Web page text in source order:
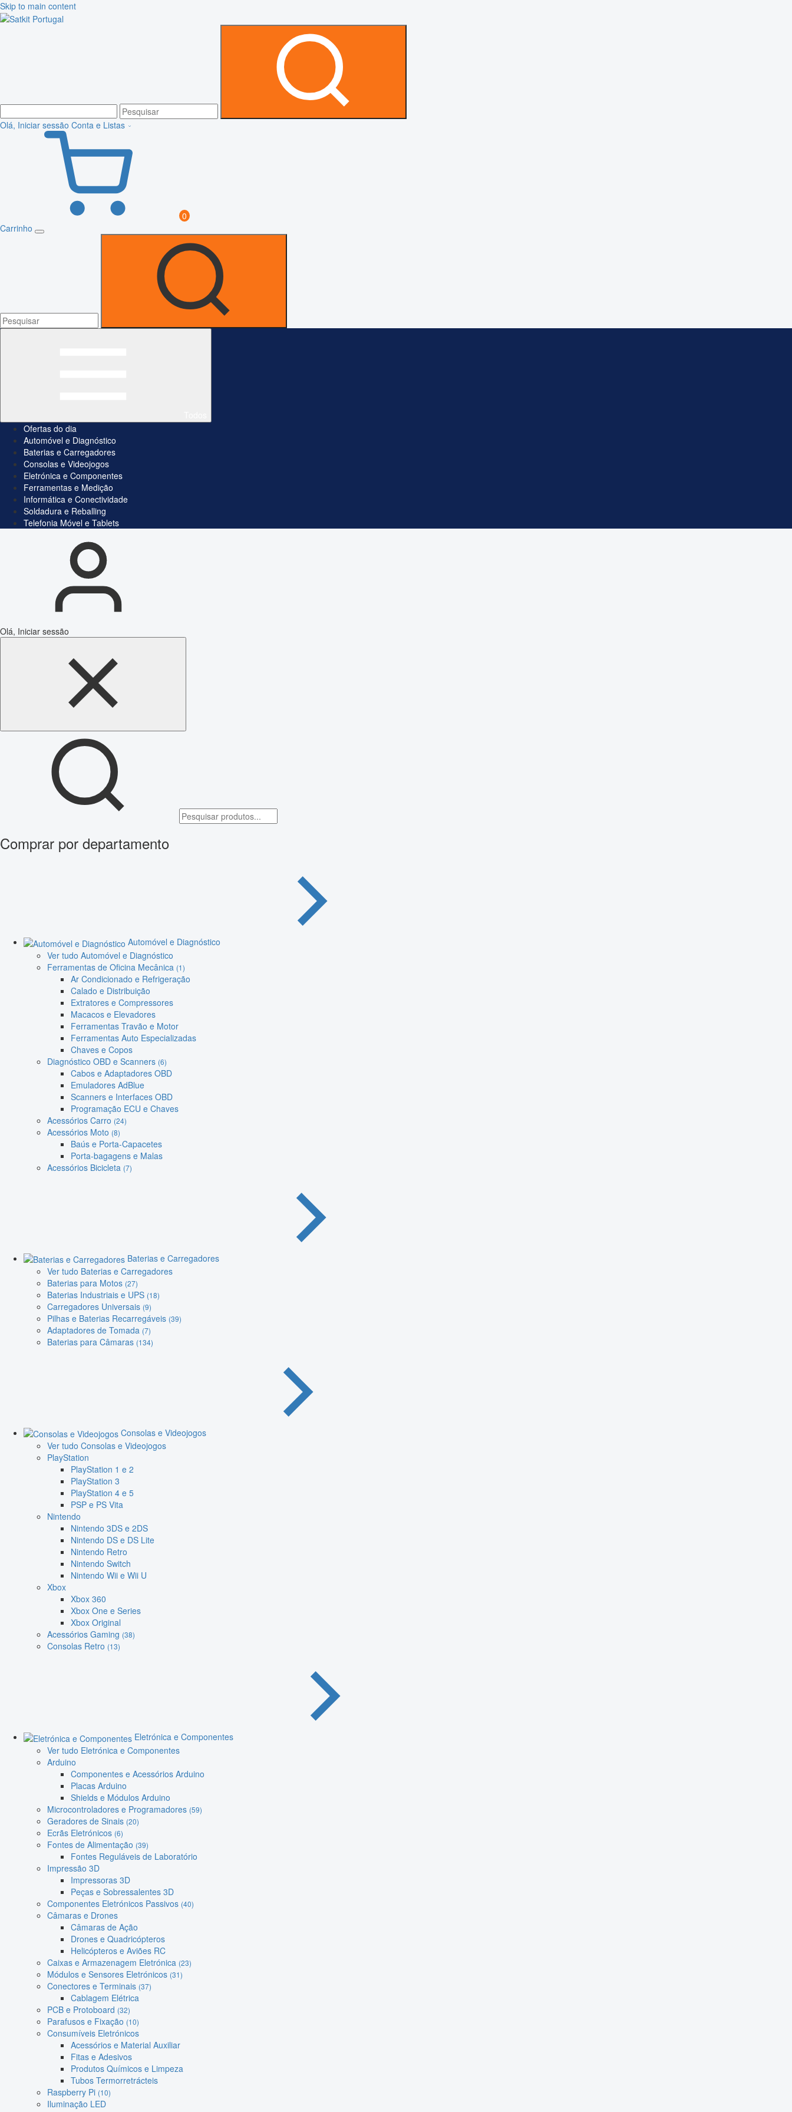
Skip to main content
Olá, Iniciar sessão Conta e Listas
0
Carrinho
Ofertas do dia
Automóvel e Diagnóstico
Baterias e Carregadores
Consolas e Videojogos
Eletrónica e Componentes
Ferramentas e Medição
Informática e Conectividade
Soldadura e Reballing
Telefonia Móvel e Tablets
Olá, Iniciar sessão
Comprar por departamento
Automóvel e Diagnóstico
Ver tudo Automóvel e Diagnóstico
Ferramentas de Oficina Mecânica (1)
Ar Condicionado e Refrigeração
Calado e Distribuição
Extratores e Compressores
Macacos e Elevadores
Ferramentas Travão e Motor
Ferramentas Auto Especializadas
Chaves e Copos
Diagnóstico OBD e Scanners (6)
Cabos e Adaptadores OBD
Emuladores AdBlue
Scanners e Interfaces OBD
Programação ECU e Chaves
Acessórios Carro (24)
Acessórios Moto (8)
Baús e Porta-Capacetes
Porta-bagagens e Malas
Acessórios Bicicleta (7)
Baterias e Carregadores
Ver tudo Baterias e Carregadores
Baterias para Motos (27)
Baterias Industriais e UPS (18)
Carregadores Universais (9)
Pilhas e Baterias Recarregáveis (39)
Adaptadores de Tomada (7)
Baterias para Câmaras (134)
Consolas e Videojogos
Ver tudo Consolas e Videojogos
PlayStation
PlayStation 1 e 2
PlayStation 3
PlayStation 4 e 5
PSP e PS Vita
Nintendo
Nintendo 3DS e 2DS
Nintendo DS e DS Lite
Nintendo Retro
Nintendo Switch
Nintendo Wii e Wii U
Xbox
Xbox 360
Xbox One e Series
Xbox Original
Acessórios Gaming (38)
Consolas Retro (13)
Eletrónica e Componentes
Ver tudo Eletrónica e Componentes
Arduino
Componentes e Acessórios Arduino
Placas Arduino
Shields e Módulos Arduino
Microcontroladores e Programadores (59)
Geradores de Sinais (20)
Ecrãs Eletrónicos (6)
Fontes de Alimentação (39)
Fontes Reguláveis de Laboratório
Impressão 3D
Impressoras 3D
Peças e Sobressalentes 3D
Componentes Eletrónicos Passivos (40)
Câmaras e Drones
Câmaras de Ação
Drones e Quadricópteros
Helicópteros e Aviões RC
Caixas e Armazenagem Eletrónica (23)
Módulos e Sensores Eletrónicos (31)
Conectores e Terminais (37)
Cablagem Elétrica
PCB e Protoboard (32)
Parafusos e Fixação (10)
Consumíveis Eletrónicos
Acessórios e Material Auxiliar
Fitas e Adesivos
Produtos Químicos e Limpeza
Tubos Termorretrácteis
Raspberry Pi (10)
Iluminação LED